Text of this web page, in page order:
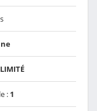
LIMITÉ
: 1